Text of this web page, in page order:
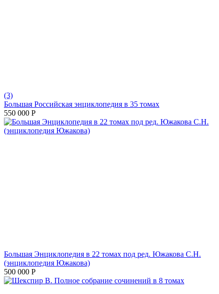
(3)
Большая Российская энциклопедия в 35 томах
550 000 Р
Большая Энциклопедия в 22 томах под ред. Южакова С.Н.
(энциклопедия Южакова)
500 000 Р